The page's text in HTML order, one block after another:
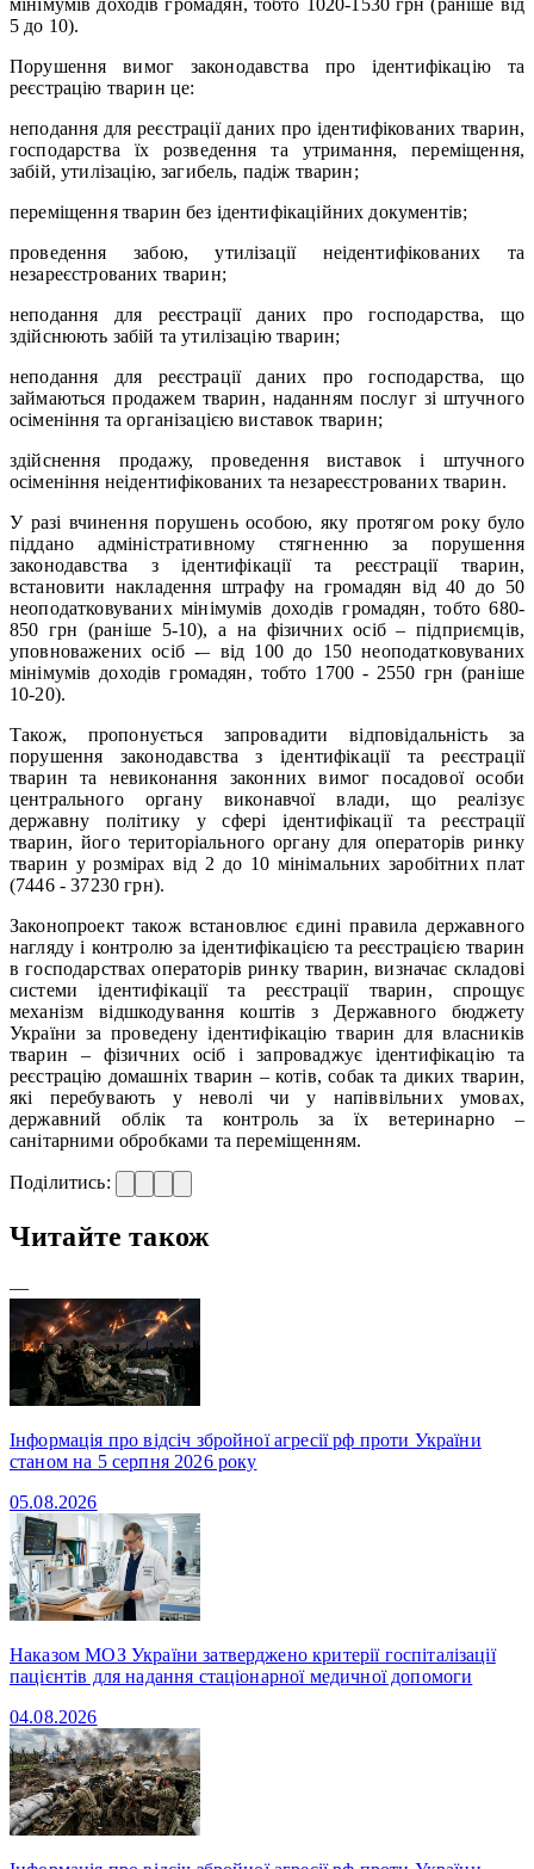
5 до 10).
Порушення вимог законодавства про ідентифікацію та
реєстрацію тварин це:
неподання для реєстрації даних про ідентифікованих тварин,
господарства їх розведення та утримання, переміщення,
забій, утилізацію, загибель, падіж тварин;
переміщення тварин без ідентифікаційних документів;
проведення забою, утилізації неідентифікованих та
незареєстрованих тварин;
неподання для реєстрації даних про господарства, що
здійснюють забій та утилізацію тварин;
неподання для реєстрації даних про господарства, що
займаються продажем тварин, наданням послуг зі штучного
осіменіння та організацією виставок тварин;
здійснення продажу, проведення виставок і штучного
осіменіння неідентифікованих та незареєстрованих тварин.
У разі вчинення порушень особою, яку протягом року було
піддано адміністративному стягненню за порушення
законодавства з ідентифікації та реєстрації тварин,
встановити накладення штрафу на громадян від 40 до 50
неоподатковуваних мінімумів доходів громадян, тобто 680-
850 грн (раніше 5-10), а на фізичних осіб – підприємців,
уповноважених осіб -– від 100 до 150 неоподатковуваних
мінімумів доходів громадян, тобто 1700 - 2550 грн (раніше
10-20).
Також, пропонується запровадити відповідальність за
порушення законодавства з ідентифікації та реєстрації
тварин та невиконання законних вимог посадової особи
центрального органу виконавчої влади, що реалізує
державну політику у сфері ідентифікації та реєстрації
тварин, його територіального органу для операторів ринку
тварин у розмірах від 2 до 10 мінімальних заробітних плат
(7446 - 37230 грн).
Законопроект також встановлює єдині правила державного
нагляду і контролю за ідентифікацією та реєстрацією тварин
в господарствах операторів ринку тварин, визначає складові
системи ідентифікації та реєстрації тварин, спрощує
механізм відшкодування коштів з Державного бюджету
України за проведену ідентифікацію тварин для власників
тварин – фізичних осіб і запроваджує ідентифікацію та
реєстрацію домашніх тварин – котів, собак та диких тварин,
які перебувають у неволі чи у напіввільних умовах,
державний облік та контроль за їх ветеринарно –
санітарними обробками та переміщенням.
Поділитись:
Читайте також
—
Інформація про відсіч збройної агресії рф проти України
станом на 5 серпня 2026 року
05.08.2026
Наказом МОЗ України затверджено критерії госпіталізації
пацієнтів для надання стаціонарної медичної допомоги
04.08.2026